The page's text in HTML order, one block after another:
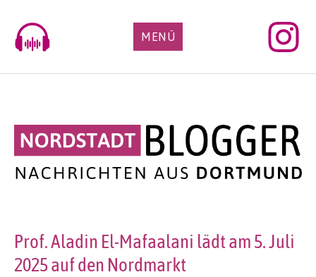
content
MENÜ
Prof. Aladin El-Mafaalani lädt am 5. Juli
2025 auf den Nordmarkt